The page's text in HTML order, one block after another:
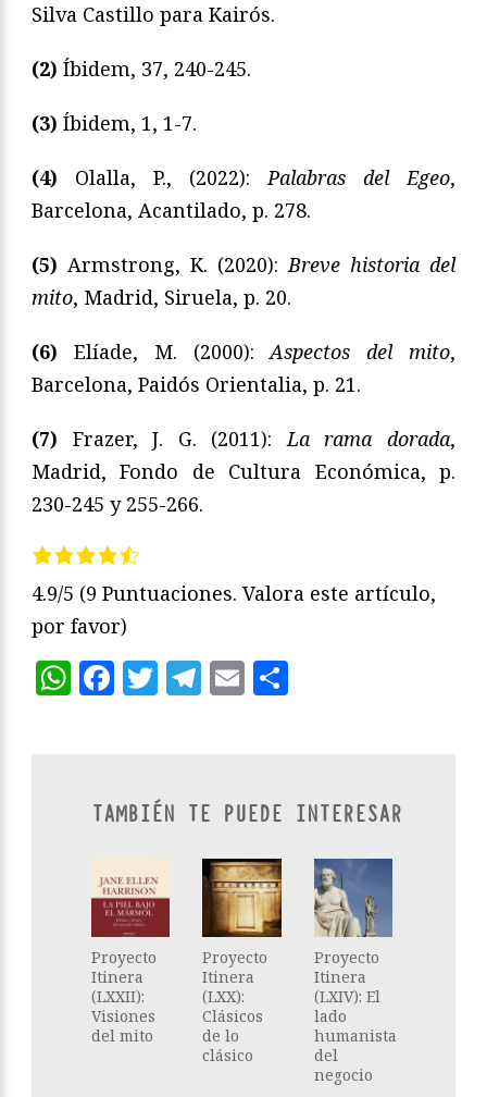
Silva Castillo para Kairós.
(2) Íbidem, 37, 240-245.
(3) Íbidem, 1, 1-7.
(4) Olalla, P., (2022):Palabras del Egeo,
Barcelona, Acantilado, p. 278.
(5) Armstrong, K. (2020):Breve historia del
mito, Madrid, Siruela, p. 20.
(6) Elíade, M. (2000):Aspectos del mito,
Barcelona, Paidós Orientalia, p. 21.
(7) Frazer, J. G. (2011):La rama dorada,
Madrid, Fondo de Cultura Económica, p.
230-245 y 255-266.
4.9/5 (9 Puntuaciones. Valora este artículo,
por favor)
WhatsApp
Facebook
Twitter
Telegram
Email
TAMBIÉN TE PUEDE INTERESAR
Proyecto
Itinera
(LXXII):
Visiones
del mito
Proyecto
Itinera
(LXX):
Clásicos
de lo
clásico
Proyecto
Itinera
(LXIV): El
lado
humanista
del
negocio